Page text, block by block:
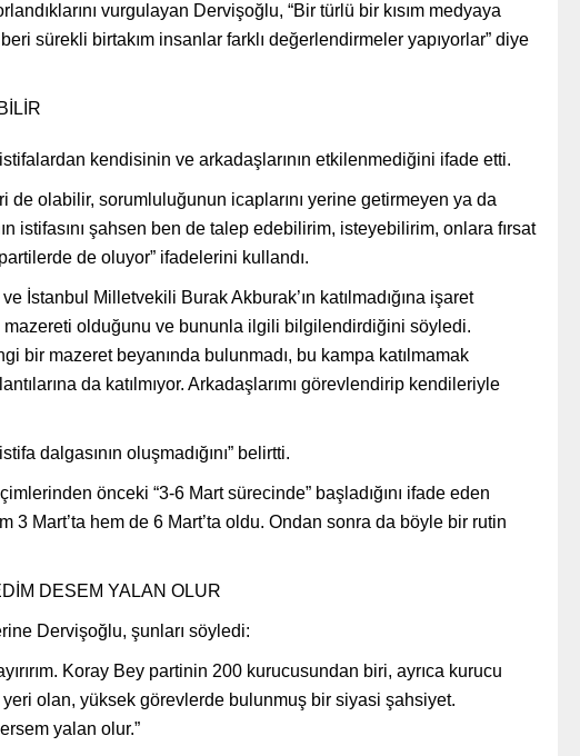
vurgulayan Dervişoğlu, “Bir türlü bir kısım medyaya
sürekli birtakım insanlar farklı değerlendirmeler yapıyorlar” diye
kendisinin ve arkadaşlarının etkilenmediğini ifade etti.
de olabilir, sorumluluğunun icaplarını yerine getirmeyen ya da
istifasını şahsen ben de talep edebilirim, isteyebilirim, onlara fırsat
de oluyor” ifadelerini kullandı.
İstanbul Milletvekili Burak Akburak’ın katılmadığına işaret
mazereti olduğunu ve bununla ilgili bilgilendirdiğini söyledi.
bir mazeret beyanında bulunmadı, bu kampa katılmamak
da katılmıyor. Arkadaşlarımı görevlendirip kendileriyle
dalgasının oluşmadığını” belirtti.
önceki “3-6 Mart sürecinde” başladığını ifade eden
3 Mart’ta hem de 6 Mart’ta oldu. Ondan sonra da böyle bir rutin
DESEM YALAN OLUR
Dervişoğlu, şunları söyledi:
Koray Bey partinin 200 kurucusundan biri, ayrıca kurucu
olan, yüksek görevlerde bulunmuş bir siyasi şahsiyet.
yalan olur.”